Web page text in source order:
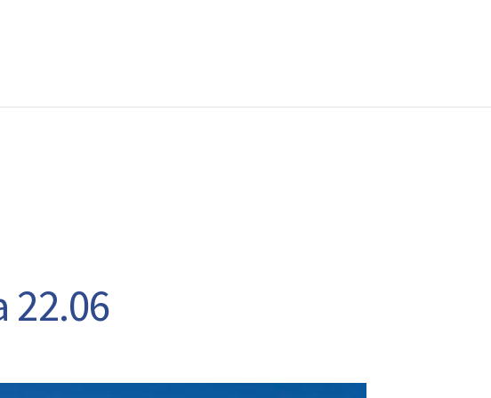
22.06